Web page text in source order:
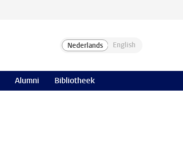
Alumni Bibliotheek